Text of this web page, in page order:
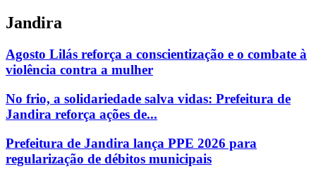
Jandira
Agosto Lilás reforça a conscientização e o combate à
violência contra a mulher
No frio, a solidariedade salva vidas: Prefeitura de
Jandira reforça ações de...
Prefeitura de Jandira lança PPE 2026 para
regularização de débitos municipais